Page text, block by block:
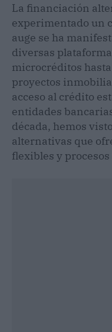
La financiación
experimentado un
auge se ha
diversas
microcréditos
proyectos
acceso al crédito
entidades
década, hemos
alternativas que
flexibles y